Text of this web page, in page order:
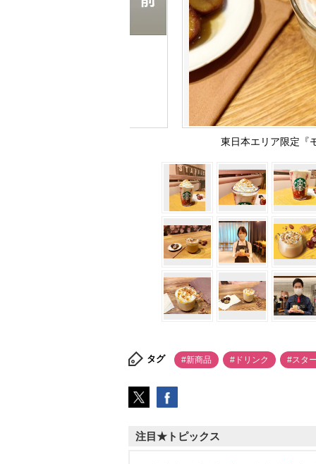
東日本エリア限定『
タグ #新商品 #ドリンク #スタ
注目★トピックス